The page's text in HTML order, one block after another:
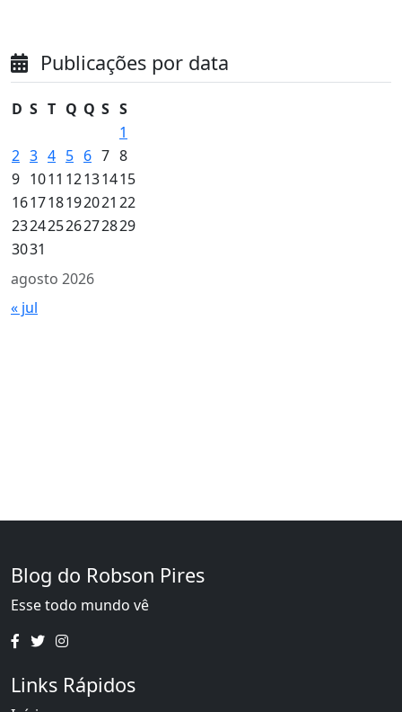
Publicações por data
agosto 2026
D S T Q Q S S
1
2 3 4 5 6 7 8
9 1011 12131415
161718192021 22
23242526272829
3031
« jul
Blog do Robson Pires
Esse todo mundo vê
Links Rápidos